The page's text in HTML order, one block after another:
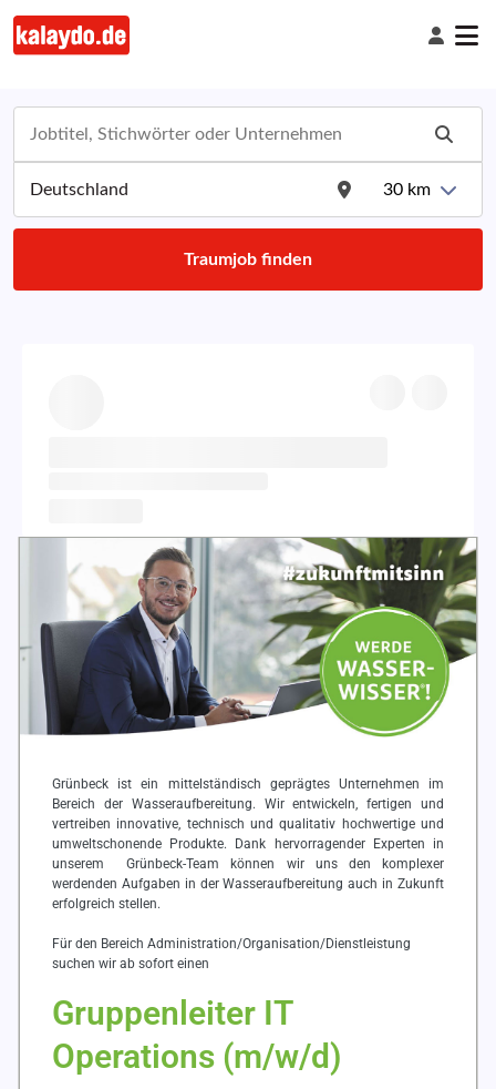
30 km
Traumjob finden